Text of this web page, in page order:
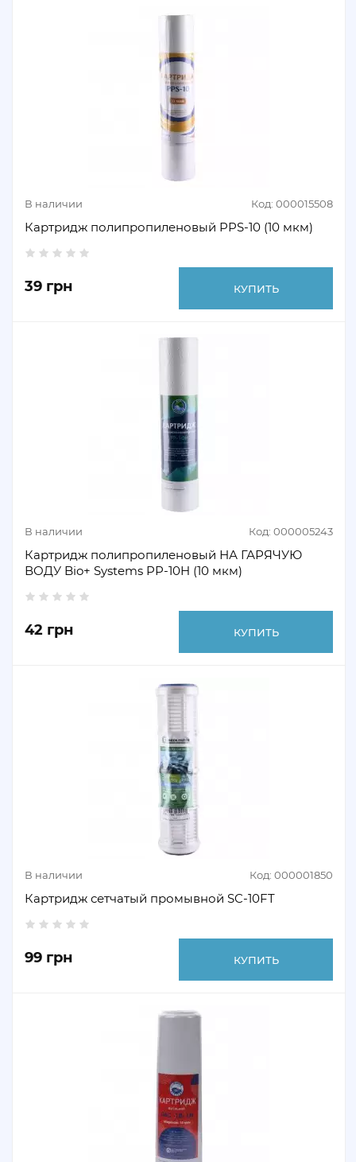
В наличии Код: 000015508
Картридж полипропиленовый PPS-10 (10 мкм)
39 грн КУПИТЬ
В наличии Код: 000005243
Картридж полипропиленовый НА ГАРЯЧУЮ
ВОДУ Bio+ Systems PP-10H (10 мкм)
42 грн КУПИТЬ
В наличии Код: 000001850
Картридж сетчатый промывной SC-10FT
99 грн КУПИТЬ